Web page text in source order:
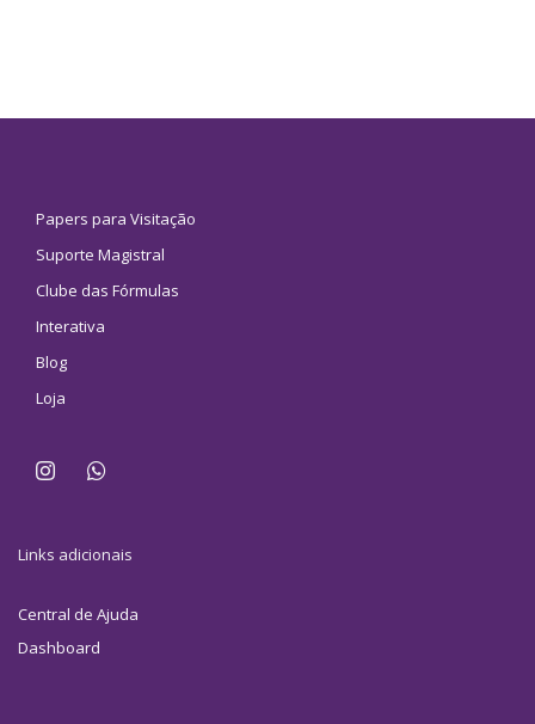
Papers para Visitação
Suporte Magistral
Clube das Fórmulas
Interativa
Blog
Loja
Links adicionais
Central de Ajuda
Dashboard